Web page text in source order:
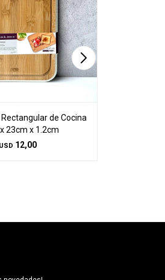
de Cocina
23cm x 1.2cm
USD 12,00